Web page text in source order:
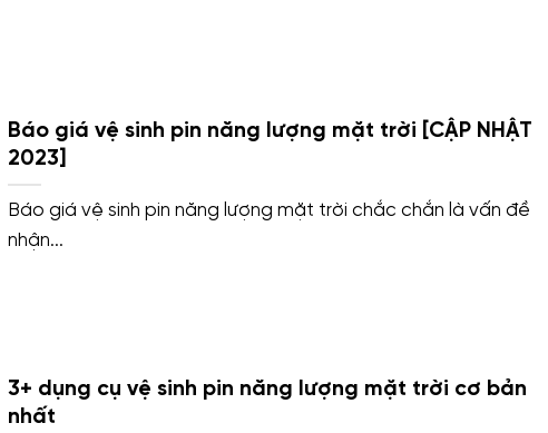
Báo giá vệ sinh pin năng lượng mặt trời [CẬP NHẬT
2023]
Báo giá vệ sinh pin năng lượng mặt trời chắc chắn là vấn đề
nhận...
3+ dụng cụ vệ sinh pin năng lượng mặt trời cơ bản
nhất